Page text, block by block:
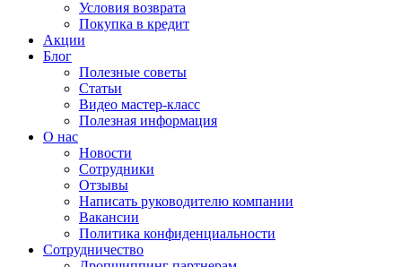
Условия возврата
Покупка в кредит
Акции
Блог
Полезные советы
Статьи
Видео мастер-класс
Полезная информация
О нас
Новости
Сотрудники
Отзывы
Написать руководителю компании
Вакансии
Политика конфиденциальности
Сотрудничество